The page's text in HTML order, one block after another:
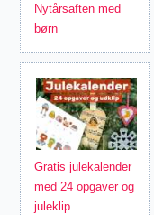
Nytårsaften med
børn
Gratis julekalender
med 24 opgaver og
juleklip